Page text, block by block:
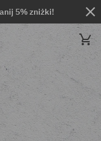
5% zniżki!